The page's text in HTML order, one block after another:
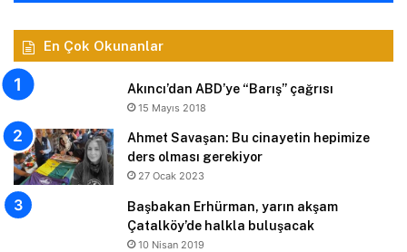
En Çok Okunanlar
Akıncı’dan ABD’ye “Barış” çağrısı
15 Mayıs 2018
Ahmet Savaşan: Bu cinayetin hepimize
ders olması gerekiyor
27 Ocak 2023
Başbakan Erhürman, yarın akşam
Çatalköy’de halkla buluşacak
10 Nisan 2019